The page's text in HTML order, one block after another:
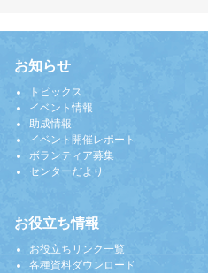
お知らせ
トピックス
イベント情報
助成情報
イベント開催レポート
ボランティア募集
センターだより
お役立ち情報
お役立ちリンク一覧
各種資料ダウンロード